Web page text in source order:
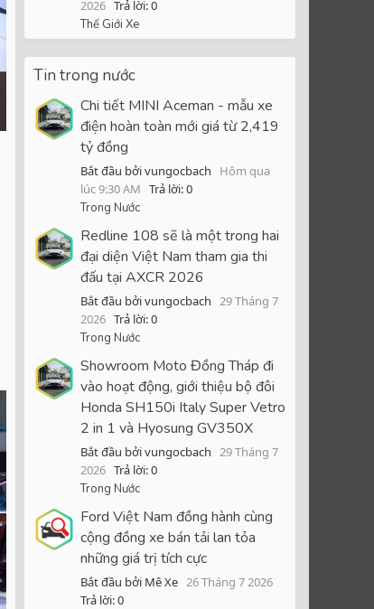
2026 Trả lời: 0
Thế Giới Xe
Tin trong nước
Chi tiết MINI Aceman - mẫu xe
điện hoàn toàn mới giá từ 2,419
tỷ đồng
Bắt đầu bởi vungocbach
Hôm qua
lúc 9:30 AM Trả lời: 0
Trong Nước
Redline 108 sẽ là một trong hai
đại diện Việt Nam tham gia thi
đấu tại AXCR 2026
Bắt đầu bởi vungocbach 29 Tháng 7
2026 Trả lời: 0
Trong Nước
Showroom Moto Đồng Tháp đi
vào hoạt động, giới thiệu bộ đôi
Honda SH150i Italy Super Vetro
2 in 1 và Hyosung GV350X
Bắt đầu bởi vungocbach 29 Tháng 7
2026 Trả lời: 0
Trong Nước
Ford Việt Nam đồng hành cùng
cộng đồng xe bán tải lan tỏa
những giá trị tích cực
Bắt đầu bởi Mê Xe 26 Tháng 7 2026
Trả lời: 0